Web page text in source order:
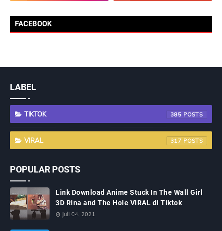
FACEBOOK
LABEL
TIKTOK 385
VIRAL 317
POPULAR POSTS
Link Download Anime Stuck In The Wall Girl
3D Rina and The Hole VIRAL di Tiktok
Juli 04, 2021